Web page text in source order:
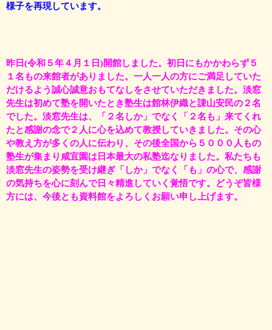
様子を再現しています。
昨日(令和５年４月１日)開館しました。初日にもかかわらず５
１名もの来館者がありました。一人一人の方にご満足していた
だけるよう誠心誠意おもてなしをさせていただきました。淡窓
先生は初めて塾を開いたとき塾生は館林伊織と諌山安民の２名
でした。淡窓先生は、「２名しか」でなく「２名も」来てくれ
たと感謝の念で２人に心を込めて教授していきました。その心
や教え方が多くの人に伝わり、その後全国から５０００人もの
塾生が集まり咸宜園は日本最大の私塾迄なりました。私たちも
淡窓先生の姿勢を受け継ぎ「しか」でなく「も」の心で、感謝
の気持ちを心に刻んで日々精進していく覚悟です。どうぞ皆様
方には、今後とも資料館をよろしくお願い申し上げます。